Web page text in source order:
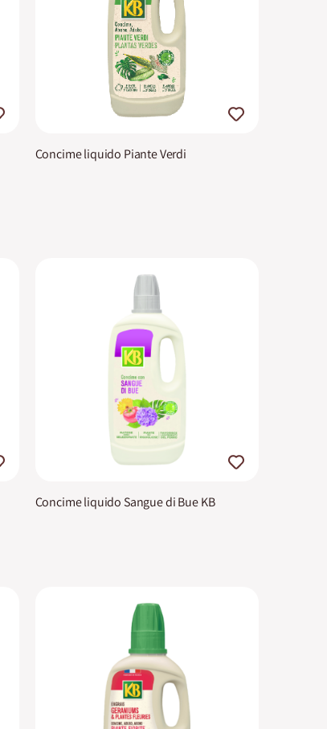
Concime liquido Piante Verdi
Concime liquido Sangue di Bue KB